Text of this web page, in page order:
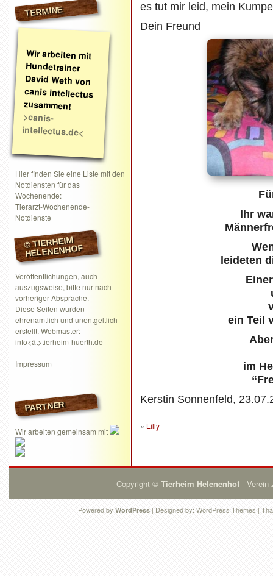
TERMINE
Wir arbeiten mit
Hundetrainer
David Weth von
canis intellectus
zusammen!
>canis-
intellectus.de<
Hier finden Sie eine Liste mit den
Notdiensten für das
Wochenende:
Tierarzt-Wochenende-
Notdienste
© TIERHEIM
HELENENHOF
Veröffentlichungen, auch
auszugsweise, bitte nur nach
vorheriger Absprache.
Diese Seiten wurden
ehrenamtlich und unentgeltlich
erstellt. Webmaster:
info<ät>tierheim-huerth.de
Impressum
PARTNER
Wir arbeiten gemeinsam mit
es tut mir leid, mein
Dein Freund
Ihr
leideten
ein Teil
im
Kerstin Sonnenfeld,
« Lilly
Copyright © Tierheim Helenenhof- Verein
Powered by WordPress | Designed by:WordPress Themes |